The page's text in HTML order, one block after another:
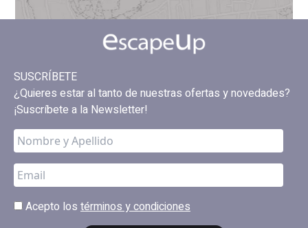
SUSCRÍBETE
¿Quieres estar al tanto de nuestras ofertas y novedades?
¡Suscríbete a la Newsletter!
Acepto los términos y condiciones